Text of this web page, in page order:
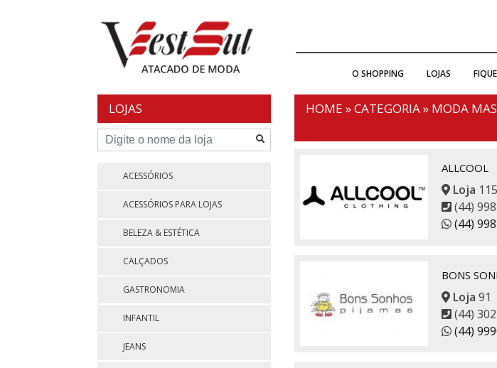
O SHOPPING LOJAS
LOJAS
ACESSÓRIOS
ACESSÓRIOS PARA LOJAS
BELEZA & ESTÉTICA
CALÇADOS
GASTRONOMIA
INFANTIL
JEANS
HOME »CATEGORIA» MODA
ALLCOOL
Loja 115
(44)
(44)
BONS
Loja 91
(44)
(44)